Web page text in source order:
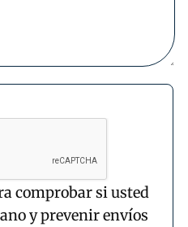
comprobar si usted
y prevenir envíos